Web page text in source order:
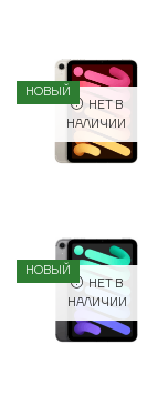
НОВЫЙ
НЕТ В
НАЛИЧИИ
НОВЫЙ
НЕТ В
НАЛИЧИИ